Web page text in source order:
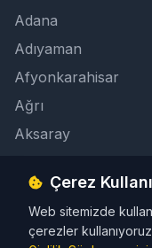
Adana
Adıyaman
Afyonkarahisar
Ağrı
Aksaray
İletişimÇerez
Web sitemizde
çerezler